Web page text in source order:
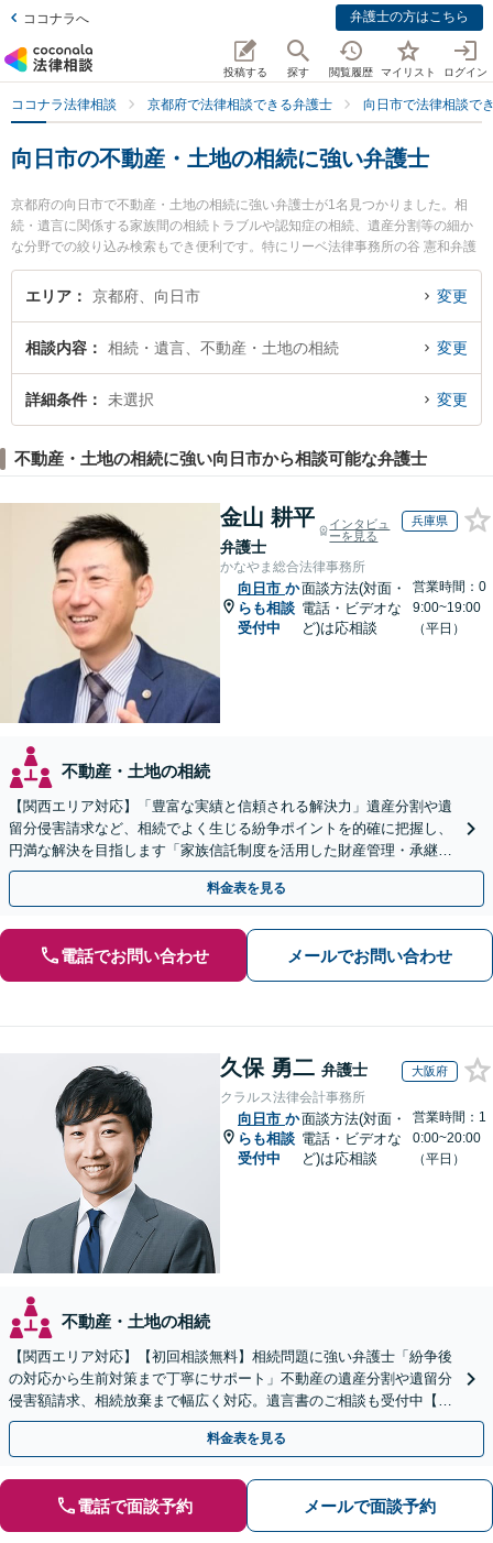
ココナラへ 弁護士の方はこちら
投稿する 探す 閲覧履歴 マイリスト ログイン
ココナラ法律相談 京都府で法律相談できる弁護士 向日市で法律相談で
向日市の不動産・土地の相続に強い弁護士
京都府の向日市で不動産・土地の相続に強い弁護士が1名見つかりました。相
続・遺言に関係する家族間の相続トラブルや認知症の相続、遺産分割等の細か
な分野での絞り込み検索もでき便利です。特にリーベ法律事務所の谷 憲和弁護
士のプロフィール情報や弁護士費用、強みなどが注目されています。『向日市
で土日や夜間に発生した不動産・土地の相続のトラブルを今すぐに弁護士に相
の弁護士に相談予約したい』などでお困りの相談者さんにおすすめです。
エリア 京都府、向日市 変更
相談内容 相続・遺言、不動産・土地の相続 変更
詳細条件 未選択 変更
不動産・土地の相続に強い向日市から相談可能な弁護士
金山 耕平
弁護士
インタビュ
ーを見る
兵庫県
かなやま総合法律事務所
向日市 か
らも相談
受付中
面談方法(対面・
電話・ビデオな
ど)は応相談
営業時間：0
9:00~19:00
（平日）
不動産・土地の相続
【関西エリア対応】「豊富な実績と信頼される解決力」遺産分割や遺
留分侵害請求など、相続でよく生じる紛争ポイントを的確に把握し、
円満な解決を目指します「家族信託制度を活用した財産管理・承継プ
ランのご提案」「次世代へ想いを託す円滑な事業承継」
料金表を見る
電話でお問い合わせ メールでお問い合わせ
久保 勇二 弁護士 大阪府
クラルス法律会計事務所
向日市 か
らも相談
受付中
面談方法(対面・
電話・ビデオな
ど)は応相談
営業時間：1
0:00~20:00
（平日）
不動産・土地の相続
【関西エリア対応】【初回相談無料】相続問題に強い弁護士「紛争後
の対応から生前対策まで丁寧にサポート」不動産の遺産分割や遺留分
侵害額請求、相続放棄まで幅広く対応。遺言書のご相談も受付中【夜
間・休日面談可】【WEB面談】【完全個室】
料金表を見る
電話で面談予約 メールで面談予約